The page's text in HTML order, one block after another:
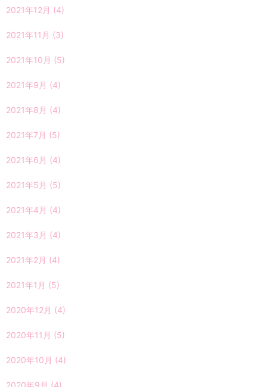
2021年12月 (4)
2021年11月 (3)
2021年10月 (5)
2021年9月 (4)
2021年8月 (4)
2021年7月 (5)
2021年6月 (4)
2021年5月 (5)
2021年4月 (4)
2021年3月 (4)
2021年2月 (4)
2021年1月 (5)
2020年12月 (4)
2020年11月 (5)
2020年10月 (4)